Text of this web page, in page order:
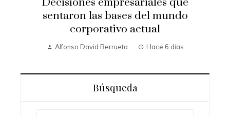
Decisiones empresariales que
sentaron las bases del mundo
corporativo actual
Alfonso David Berrueta Hace 6 días
Búsqueda